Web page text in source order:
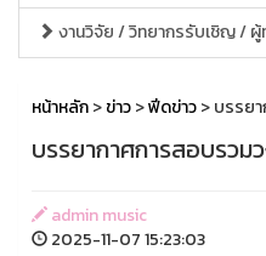
งานวิจัย / วิทยากรรับเชิญ /
หน้าหลัก>ข่าว>ฟีดข่าว> บรรย
บรรยากาศการสอบรวมว
admin music
2025-11-07 15:23:03